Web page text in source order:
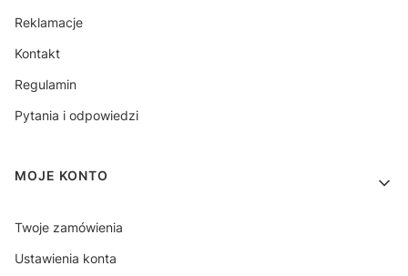
Reklamacje
Kontakt
Regulamin
Pytania i odpowiedzi
MOJE KONTO
Twoje zamówienia
Ustawienia konta